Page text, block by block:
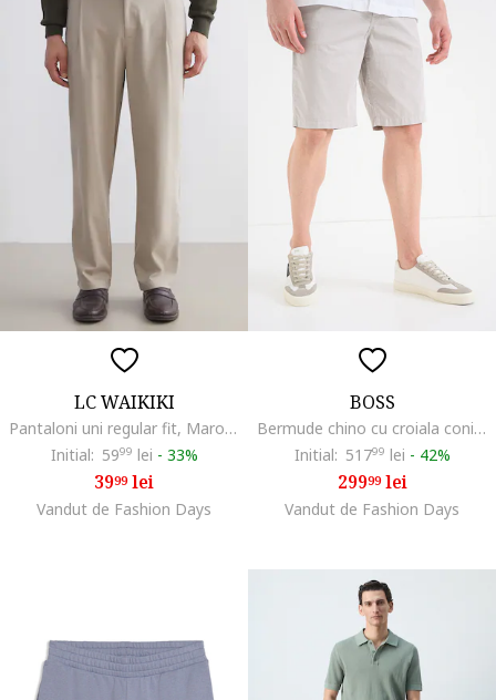
LC WAIKIKI
Pantaloni uni regular fit, Maro nisip
Initial: 5999 lei - 33%
3999lei
Vandut de Fashion Days
BOSS
Bermude chino cu croiala conica, Maro taupe deschis
Initial: 51799 lei - 42%
29999lei
Vandut de Fashion Days